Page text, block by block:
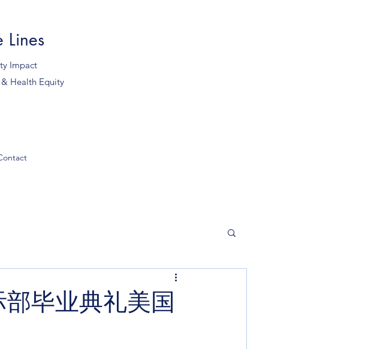
Lines
Impact
Health Equity
毕业典礼美国